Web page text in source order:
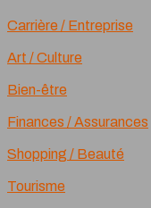
Carrière / Entreprise
Art / Culture
Bien-être
Finances / Assurances
Shopping / Beauté
Tourisme